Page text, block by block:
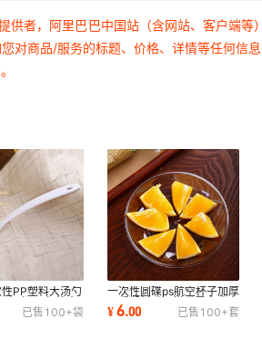
供者，阿里巴巴中国站（含网站、客户端
对商品/服务的标题、价格、详情等任何
PP塑料大汤勺
汤勺 公勺外卖
已售 100+袋
一次性圆碟ps航空杯子加厚
硬质塑料碟蛋糕碟零食碟小
盘小碟水果碟
¥6.00 已售 100+套